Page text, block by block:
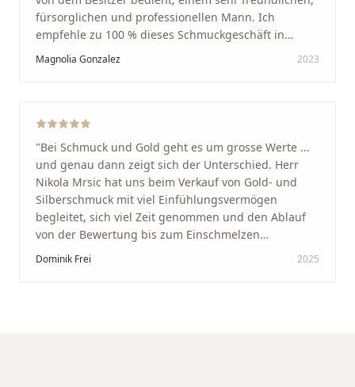
fürsorglichen und professionellen Mann. Ich
empfehle zu 100 % dieses Schmuckgeschäft in
Schaffhausen. Ich selbst war sehr zufrieden und
glücklich mit der Behandlung. Ich danke Ihnen – ich
Magnolia Gonzalez 2023
"Bei Schmuck und Gold geht es um grosse Werte ...
und genau dann zeigt sich der Unterschied. Herr
Nikola Mrsic hat uns beim Verkauf von Gold- und
Silberschmuck mit viel Einfühlungsvermögen
begleitet, sich viel Zeit genommen und den Ablauf
von der Bewertung bis zum Einschmelzen
transparent und angenehm gestaltet. Diskreter,
Dominik Frei 2025